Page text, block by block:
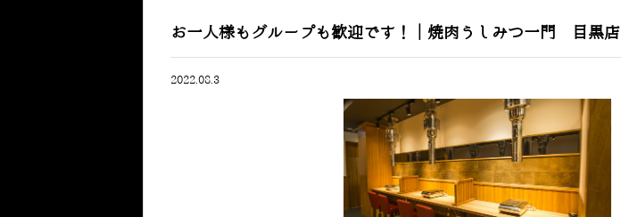
お一人様もグループも歓迎です！｜焼肉うしみつ一門 目黒店
2022.08.3